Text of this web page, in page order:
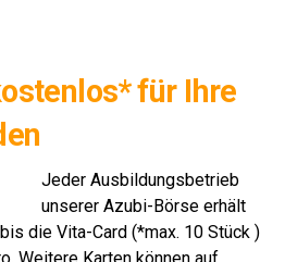
für Ihre
Jeder Aus­bil­dungs­be­trieb
unse­rer Azu­bi-Bör­se erhält
die Vita-Card (*max. 10 Stück )
Wei­te­re Kar­ten kön­nen auf